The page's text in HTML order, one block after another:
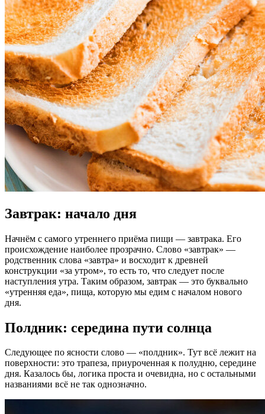
Завтрак: начало дня
Начнём с самого утреннего приёма пищи — завтрака. Его
происхождение наиболее прозрачно. Слово «завтрак» —
родственник слова «завтра» и восходит к древней
конструкции «за утром», то есть то, что следует после
наступления утра. Таким образом, завтрак — это буквально
«утренняя еда», пища, которую мы едим с началом нового
дня.
Полдник: середина пути солнца
Следующее по ясности слово — «полдник». Тут всё лежит на
поверхности: это трапеза, приуроченная к полудню, середине
дня. Казалось бы, логика проста и очевидна, но с остальными
названиями всё не так однозначно.